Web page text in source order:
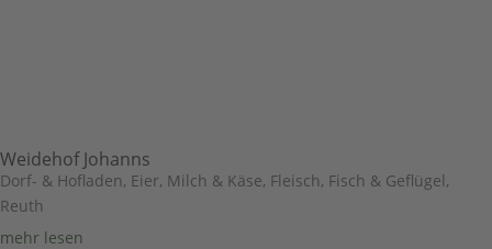
Weidehof Johanns
Dorf- & Hofladen, Eier, Milch & Käse, Fleisch, Fisch & Geflügel,
Reuth
mehr lesen